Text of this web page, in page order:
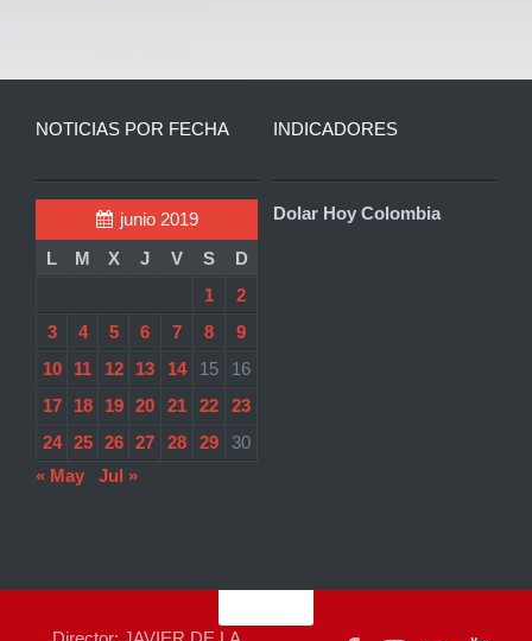
NOTICIAS POR FECHA
junio 2019
L
M X J V S
D
1
2
3
4 5 6 7 8
9
10
11 12 13 14 15
16
17
18 19 20 21 22
23
24
25 26 27 28 29
30
« May
Jul »
INDICADORES
Dolar Hoy Colombia